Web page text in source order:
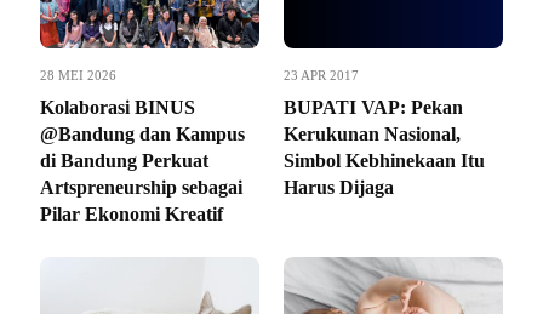
28 MEI 2026
Kolaborasi BINUS
@Bandung dan Kampus
di Bandung Perkuat
Artspreneurship sebagai
Pilar Ekonomi Kreatif
23 APR 2017
BUPATI VAP: Pekan
Kerukunan Nasional,
Simbol Kebhinekaan Itu
Harus Dijaga